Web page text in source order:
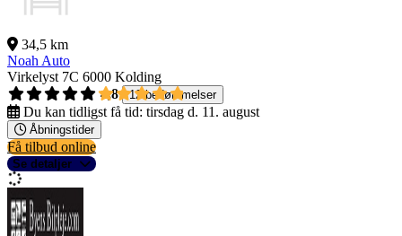
34,5 km
Noah Auto
Virkelyst 7C 6000 Kolding
4,8
12 bedømmelser
Du kan tidligst få tid: tirsdag d. 11. august
Åbningstider
Få tilbud online
Se detaljer